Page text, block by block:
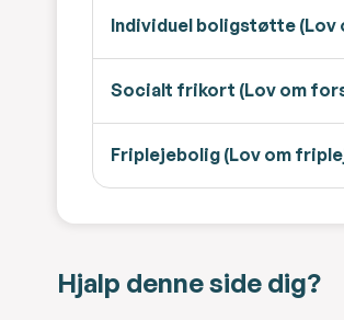
Individuel boligstøtte
Socialt frikort (Lov om
Friplejebolig (Lov om
Hjalp denne side dig?